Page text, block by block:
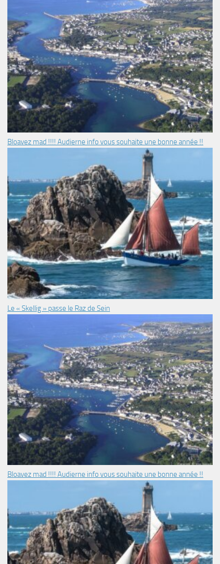
Bloavez mad !!!! Audierne info vous souhaite une bonne année !!
Le « Skellig » passe le Raz de Sein
Bloavez mad !!!! Audierne info vous souhaite une bonne année !!